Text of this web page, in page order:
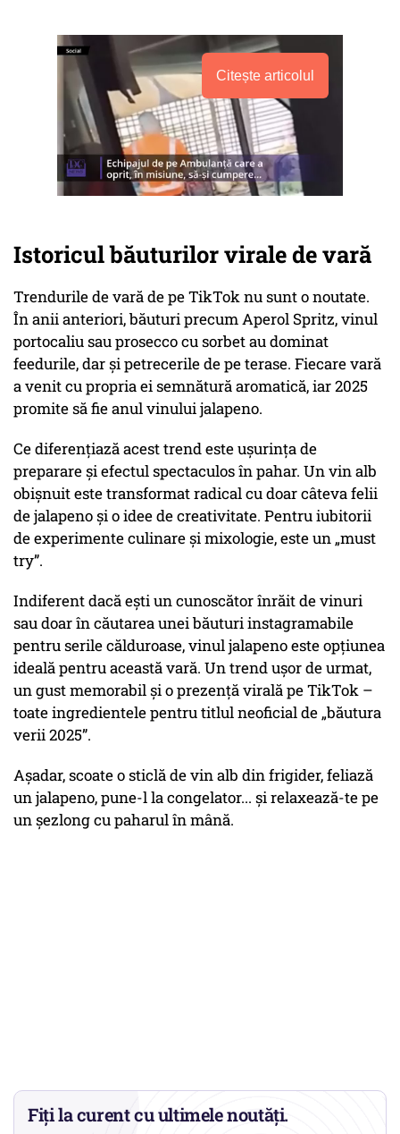
Citește articolul
Istoricul băuturilor virale de vară
Trendurile de vară de pe TikTok nu sunt o noutate.
În anii anteriori, băuturi precum Aperol Spritz, vinul
portocaliu sau prosecco cu sorbet au dominat
feedurile, dar și petrecerile de pe terase. Fiecare vară
a venit cu propria ei semnătură aromatică, iar 2025
promite să fie anul vinului jalapeno.
Ce diferențiază acest trend este ușurința de
preparare și efectul spectaculos în pahar. Un vin alb
obișnuit este transformat radical cu doar câteva felii
de jalapeno și o idee de creativitate. Pentru iubitorii
de experimente culinare și mixologie, este un „must
try”.
Indiferent dacă ești un cunoscător înrăit de vinuri
sau doar în căutarea unei băuturi instagramabile
pentru serile călduroase, vinul jalapeno este opțiunea
ideală pentru această vară. Un trend ușor de urmat,
un gust memorabil și o prezență virală pe TikTok –
toate ingredientele pentru titlul neoficial de „băutura
verii 2025”.
Așadar, scoate o sticlă de vin alb din frigider, feliază
un jalapeno, pune-l la congelator... și relaxează-te pe
un șezlong cu paharul în mână.
Fiți la curent cu ultimele noutăți.